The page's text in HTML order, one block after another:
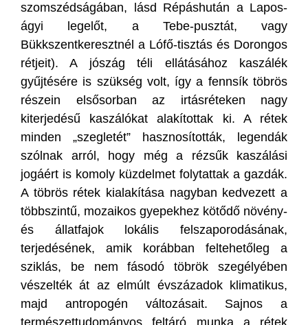
szomszédságában, lásd Répáshután a Lapos-
ágyi legelőt, a Tebe-pusztát, vagy
Bükkszentkeresztnél a Lófő-tisztás és Dorongos
rétjeit). A jószág téli ellátásához kaszálék
gyűjtésére is szükség volt, így a fennsík töbrös
részein elsősorban az irtásréteken nagy
kiterjedésű kaszálókat alakítottak ki. A rétek
minden „szegletét” hasznosították, legendák
szólnak arról, hogy még a rézsűk kaszálási
jogáért is komoly küzdelmet folytattak a gazdák.
A töbrös rétek kialakítása nagyban kedvezett a
többszintű, mozaikos gyepekhez kötődő növény-
és állatfajok lokális felszaporodásának,
terjedésének, amik korábban feltehetőleg a
sziklás, be nem fásodó töbrök szegélyében
vészelték át az elmúlt évszázadok klimatikus,
majd antropogén változásait. Sajnos a